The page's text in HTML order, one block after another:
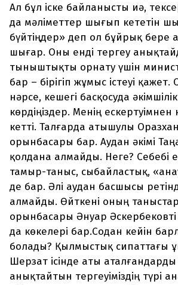
Ал бұл іске байланысты иә,
да мәліметтер шығып кететін
бүйтіңдер» деп ол бұйрық бере
шығар. Оны енді тергеу
тыныштықты орнату үшін
бар – бірігіп жұмыс істеуі
нәрсе, кешегі басқосуда
көрдіңіздер. Менің
кетті. Талғарда атышулы
орынбасары бар. Аудан әкімі
қолдана алмайды. Неге? Себебі
тамыр-таныс, сыбайластық,
де бар. Әлі аудан басшысы
алмайды. Өйткені оның
орынбасары Әнуар
да көкелері бар.Содан кейін
болады? Қылмыстық сипаттағы
Шерзат ісінде аты
анықтайтын тергеуіміздің түрі